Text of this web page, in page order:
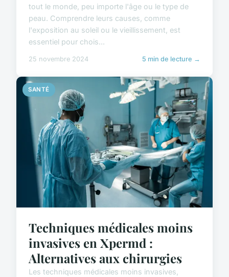
tout le monde, peu importe l'âge ou le type de
peau. Comprendre leurs causes, comme
l'exposition au soleil ou le vieillissement, est
essentiel pour chois...
25 novembre 2024 5 min de lecture →
SANTÉ
Techniques médicales moins
invasives en Xpermd :
Alternatives aux chirurgies
Les techniques médicales moins invasives,